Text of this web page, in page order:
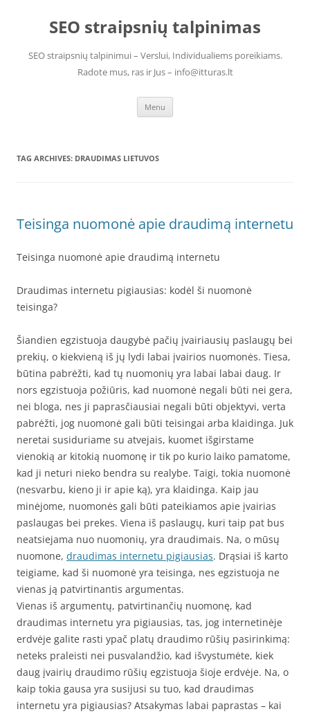
contentSEO straipsnių talpinimas
SEO straipsnių talpinimui – Verslui, Individualiems poreikiams.
Radote mus, ras ir Jus – info@itturas.lt
Menu
TAG ARCHIVES: DRAUDIMAS LIETUVOS
Teisinga nuomonė apie draudimą internetu
Teisinga nuomonė apie draudimą internetu
Draudimas internetu pigiausias: kodėl ši nuomonė
teisinga?
Šiandien egzistuoja daugybė pačių įvairiausių paslaugų bei
prekių, o kiekvieną iš jų lydi labai įvairios nuomonės. Tiesa,
būtina pabrėžti, kad tų nuomonių yra labai labai daug. Ir
nors egzistuoja požiūris, kad nuomonė negali būti nei gera,
nei bloga, nes ji paprasčiausiai negali būti objektyvi, verta
pabrėžti, jog nuomonė gali būti teisingai arba klaidinga. Juk
neretai susiduriame su atvejais, kuomet išgirstame
vienokią ar kitokią nuomonę ir tik po kurio laiko pamatome,
kad ji neturi nieko bendra su realybe. Taigi, tokia nuomonė
(nesvarbu, kieno ji ir apie ką), yra klaidinga. Kaip jau
minėjome, nuomonės gali būti pateikiamos apie įvairias
paslaugas bei prekes. Viena iš paslaugų, kuri taip pat bus
neatsiejama nuo nuomonių, yra draudimais. Na, o mūsų
nuomone, draudimas internetu pigiausias. Drąsiai iš karto
teigiame, kad ši nuomonė yra teisinga, nes egzistuoja ne
vienas ją patvirtinantis argumentas.
Vienas iš argumentų, patvirtinančių nuomonę, kad
draudimas internetu yra pigiausias, tas, jog internetinėje
erdvėje galite rasti ypač platų draudimo rūšių pasirinkimą:
neteks praleisti nei pusvalandžio, kad išvystumėte, kiek
daug įvairių draudimo rūšių egzistuoja šioje erdvėje. Na, o
kaip tokia gausa yra susijusi su tuo, kad draudimas
internetu yra pigiausias? Atsakymas labai paprastas – kai